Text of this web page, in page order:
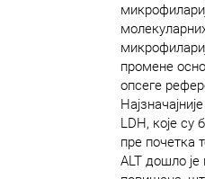
промене
опсеге
LDH, које су
пре почетка
ALT дошло је